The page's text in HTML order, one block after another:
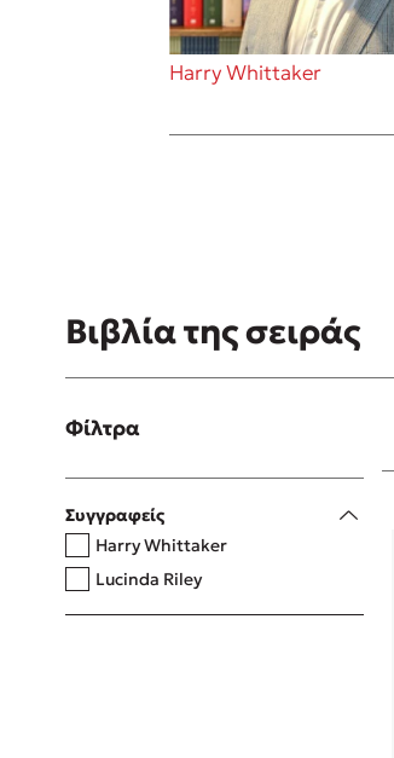
Δανάη Δεληγεώργη
Πάνω, κάτω, μπροστά, πίσω
Harry Whittaker
Βιβλία της σειράς
Φίλτρα
Συγγραφείς
Harry Whittaker
Lucinda Riley